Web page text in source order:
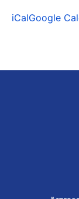
iCalGoogle